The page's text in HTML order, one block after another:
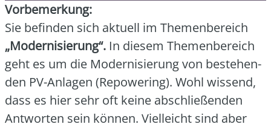
Vor­be­mer­kung:
Sie befin­den sich aktu­ell im The­men­be­reich
„Moder­ni­sie­rung“. In die­sem The­men­be­reich
geht es um die Moder­ni­sie­rung von bestehen­
den PV-Anla­gen (Repowe­ring). Wohl wis­send,
dass es hier sehr oft kei­ne abschlie­ßen­den
Ant­wor­ten sein kön­nen. Viel­leicht sind aber